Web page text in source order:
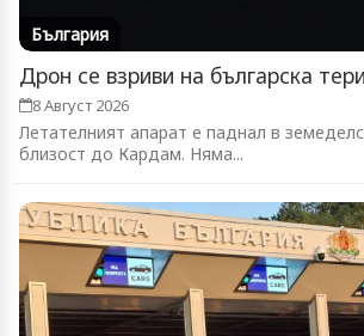
България
Дрон се взриви на българска
8 Август 2026
Летателният апарат е паднал в
близост до Кардам. Няма...